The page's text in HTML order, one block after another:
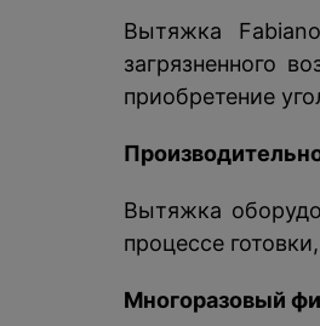
Вытяжка
загрязненного
приобретение
Вытяжка
процессе
Многоразовый